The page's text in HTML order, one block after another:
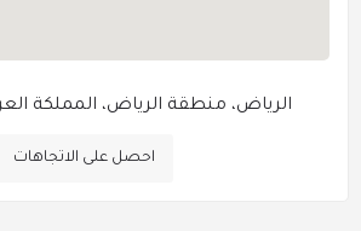
الرياض، منطقة الرياض، المملكة
احصل على الاتجاهات